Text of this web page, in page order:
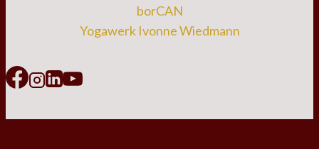
borCAN
Yogawerk Ivonne Wiedmann